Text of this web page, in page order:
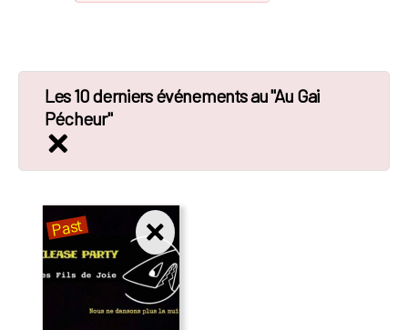
Les 10 derniers événements au "Au Gai
Pécheur"
Past